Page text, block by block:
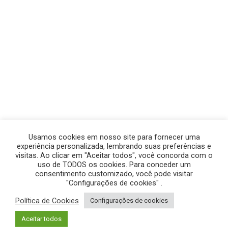
© GEGE PRODUÇÕES – TODOS OS DIREITOS RESERVADOS.
POLÍTICA DE PRIVACIDADE
Usamos cookies em nosso site para fornecer uma
experiência personalizada, lembrando suas preferências e
visitas. Ao clicar em "Aceitar todos", você concorda com o
uso de TODOS os cookies. Para conceder um
consentimento customizado, você pode visitar
"Configurações de cookies" .
Política de Cookies
Configurações de cookies
Aceitar todos